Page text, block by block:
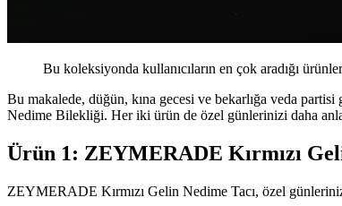
Bu koleksiyonda kullanıcıların en çok aradığı
Bu makalede, düğün, kına gecesi ve bekarlığa veda
Nedime Bilekliği. Her iki ürün de özel günlerinizi daha
Ürün 1: ZEYMERADE Kırmızı
ZEYMERADE Kırmızı Gelin Nedime Tacı, özel